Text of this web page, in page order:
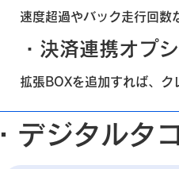
速度超過やバック走行回数
・決済連携オプ
拡張BOXを追加すれば、ク
・デジタルタ